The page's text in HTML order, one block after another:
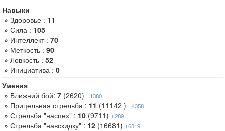
Навыки
» Здоровье : 11
» Сила : 105
» Интеллект : 70
» Меткость : 90
» Ловкость : 52
» Инициатива : 0
Умения
» Ближний бой: 7 (2620) +1380
» Прицельная стрельба : 11 (11142 ) +4358
» Стрельба "наспех" : 10 (9711) +289
» Стрельба "навскидку" : 12 (16681) +6319